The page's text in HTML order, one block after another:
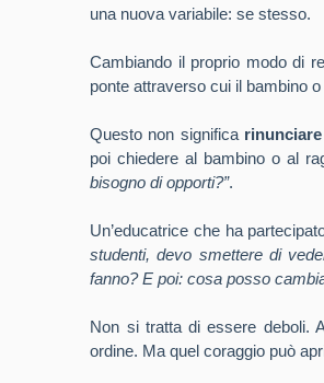
una nuova variabile: se stesso.
Cambiando il proprio modo di
ponte attraverso cui il bambino
Questo non significa
poi chiedere al bambino o al
bisogno di opporti?”.
Un’educatrice che ha
studenti, devo smettere di
fanno? E poi: cosa posso
Non si tratta di essere deboli.
ordine. Ma quel coraggio può